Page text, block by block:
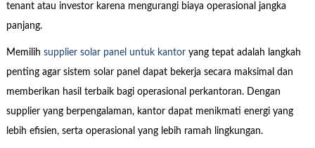
tenant atau investor karena mengurangi biaya operasional jangka
panjang.
Memilih supplier solar panel untuk kantoryang tepat adalah langkah
penting agar sistem solar panel dapat bekerja secara maksimal dan
memberikan hasil terbaik bagi operasional perkantoran. Dengan
supplier yang berpengalaman, kantor dapat menikmati energi yang
lebih efisien, serta operasional yang lebih ramah lingkungan.